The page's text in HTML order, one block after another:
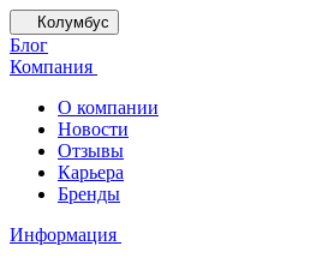
Колумбус
Блог
Компания
О компании
Новости
Отзывы
Карьера
Бренды
Информация